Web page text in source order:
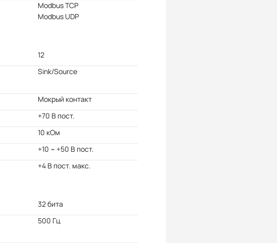
Modbus TCP
Modbus UDP
12
Sink/Source
Мокрый контакт
+70 В пост.
10 кОм
+10 ~ +50 В пост.
+4 В пост. макс.
32 бита
500 Гц